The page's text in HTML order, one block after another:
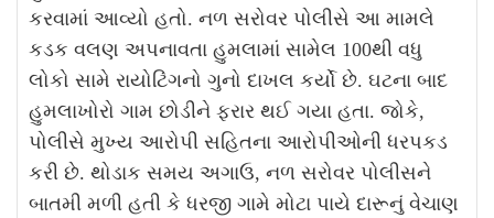
કરવામાં આવ્યો હતો. નળ સરોવર પોલીસે આ મામલે
કડક વલણ અપનાવતા હુમલામાં સામેલ 100થી વધુ
લોકો સામે રાયોટિંગનો ગુનો દાખલ કર્યો છે. ઘટના બાદ
હુમલાખોરો ગામ છોડીને ફરાર થઈ ગયા હતા. જોકે,
પોલીસે મુખ્ય આરોપી સહિતના આરોપીઓની ધરપકડ
કરી છે. થોડાક સમય અગાઉ, નળ સરોવર પોલીસને
બાતમી મળી હતી કે ધરજી ગામે મોટા પાયે દારૂનું વેચાણ